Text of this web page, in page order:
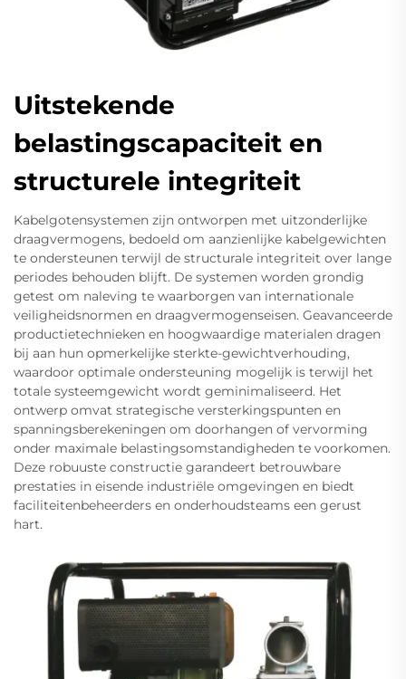
Uitstekende
belastingscapaciteit en
structurele integriteit
Kabelgotensystemen zijn ontworpen met uitzonderlijke
draagvermogens, bedoeld om aanzienlijke kabelgewichten
te ondersteunen terwijl de structurale integriteit over lange
periodes behouden blijft. De systemen worden grondig
getest om naleving te waarborgen van internationale
veiligheidsnormen en draagvermogenseisen. Geavanceerde
productietechnieken en hoogwaardige materialen dragen
bij aan hun opmerkelijke sterkte-gewichtverhouding,
waardoor optimale ondersteuning mogelijk is terwijl het
totale systeemgewicht wordt geminimaliseerd. Het
ontwerp omvat strategische versterkingspunten en
spanningsberekeningen om doorhangen of vervorming
onder maximale belastingsomstandigheden te voorkomen.
Deze robuuste constructie garandeert betrouwbare
prestaties in eisende industriële omgevingen en biedt
faciliteitenbeheerders en onderhoudsteams een gerust
hart.